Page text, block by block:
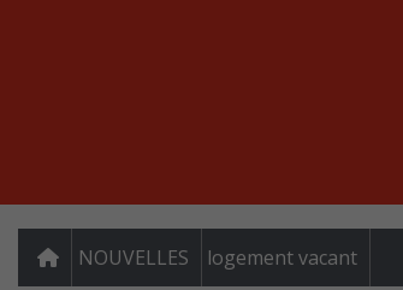
NOUVELLES logement vacant